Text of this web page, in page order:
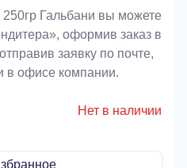
Гальбани вы можете
оформив заказ в
заявку по почте,
в офисе компании.
Нет в наличии